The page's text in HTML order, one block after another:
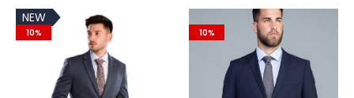
NEW
10% 10%